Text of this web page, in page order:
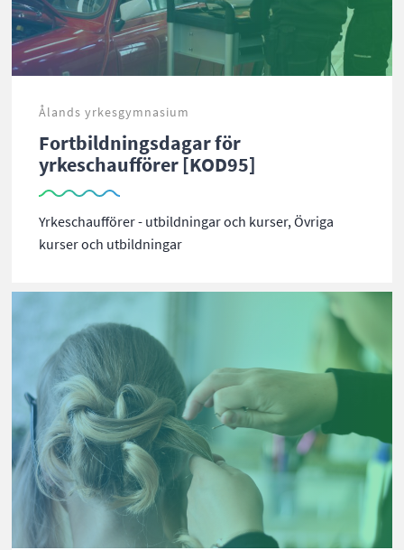
Ålands yrkesgymnasium
Fortbildningsdagar för
yrkeschaufförer [KOD95]
Yrkeschaufförer - utbildningar och kurser, Övriga
kurser och utbildningar